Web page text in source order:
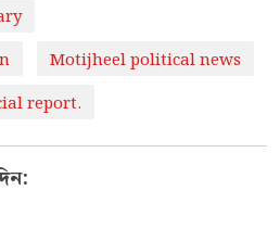
Motijheel political news
report.